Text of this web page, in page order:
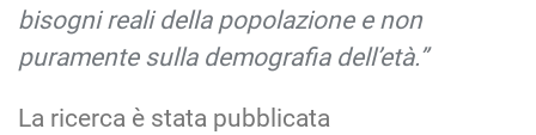
bisogni reali della popolazione e non
puramente sulla demografia dell’età.”
La ricerca è stata pubblicata